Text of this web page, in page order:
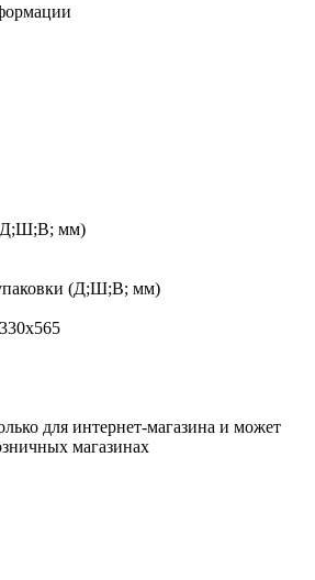
(Д;Ш;В; мм)
(Д;Ш;В; мм)
для интернет-магазина и может
магазинах